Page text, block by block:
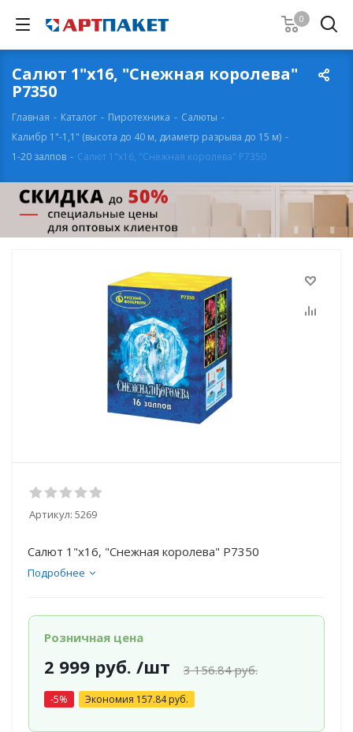
0
Салют 1"х16, "Снежная королева"
Р7350
Главная - Каталог - Пиротехника - Салюты -
Калибр 1"-1,1" (высота до 40 м, диаметр разрыва до 15 м) -
1-20 залпов - Салют 1"х16, "Снежная королева" Р7350
Артикул: 5269
Салют 1"х16, "Снежная королева" Р7350
Подробнее
Розничная цена
2 999руб. /шт 3 156.84руб.
-5% Экономия 157.84руб.